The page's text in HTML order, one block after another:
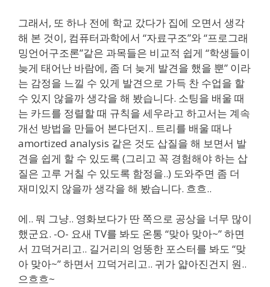
그래서, 또 하나 전에 학교 갔다가 집에 오면서 생각
해 본 것이, 컴퓨터과학에서 “자료구조”와 “프로그래
밍언어구조론”같은 과목들은 비교적 쉽게 “학생들이
늦게 태어난 바람에, 좀 더 늦게 발견을 했을 뿐” 이라
는 감정을 느낄 수 있게 발견으로 가득 찬 수업을 할
수 있지 않을까 생각을 해 봤습니다. 소팅을 배울 때
는 카드를 정렬할 때 규칙을 세우라고 하고서는 계속
개선 방법을 만들어 본다던지.. 트리를 배울 때나
amortized analysis 같은 것도 삽질을 해 보면서 발
견을 쉽게 할 수 있도록 (그리고 꼭 경험해야 하는 삽
질은 고루 거칠 수 있도록 함정을..) 도와주면 좀 더
재미있지 않을까 생각을 해 봤습니다. 흐흐..
에.. 뭐 그냥.. 영화보다가 딴 쪽으로 공상을 너무 많이
했군요. -O- 요새 TV를 봐도 온통 “맞아 맞아~” 하면
서 끄덕거리고.. 길거리의 엉뚱한 포스터를 봐도 “맞
아 맞아~” 하면서 끄덕거리고.. 귀가 얇아진건지 원..
으흐흐~